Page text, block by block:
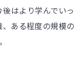
はより学んでいっ
ある程度の規模の